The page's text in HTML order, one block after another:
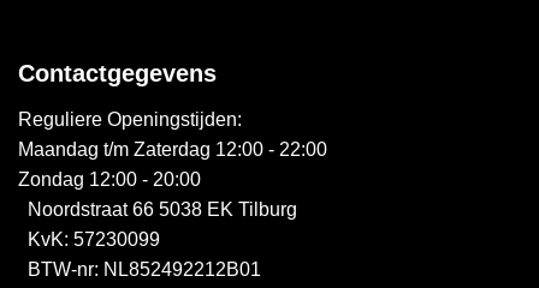
Contactgegevens
Reguliere Openingstijden:
Maandag t/m Zaterdag 12:00 - 22:00
Zondag 12:00 - 20:00
Noordstraat 66 5038 EK Tilburg
KvK: 57230099
BTW-nr: NL852492212B01